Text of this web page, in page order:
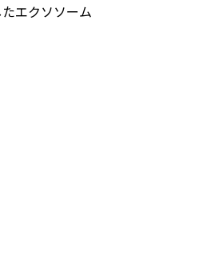
エクソソーム